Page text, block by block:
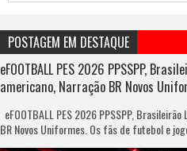
POSTAGEM EM DESTAQUE
eFOOTBALL PES 2026 PPSSPP,
americano, Narração BR Novos
eFOOTBALL PES 2026 PPSSPP,
BR Novos Uniformes. Os fãs de futebol e